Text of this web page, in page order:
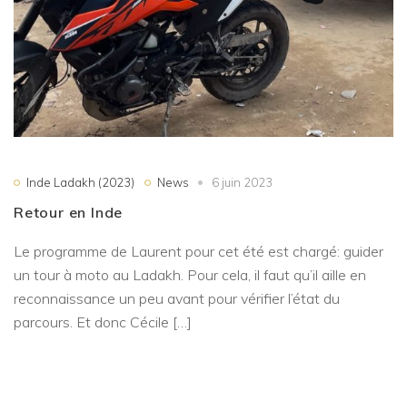
Inde Ladakh (2023) News 6 juin 2023
Retour en Inde
Le programme de Laurent pour cet été est chargé: guider
un tour à moto au Ladakh. Pour cela, il faut qu’il aille en
reconnaissance un peu avant pour vérifier l’état du
parcours. Et donc Cécile […]